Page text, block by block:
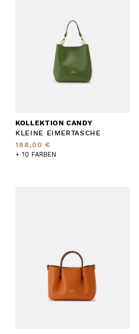
KOLLEKTION CANDY
KLEINE EIMERTASCHE
188,00 €
+ 10 FARBEN